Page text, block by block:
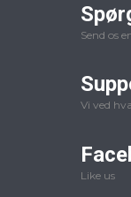
Send os
Vi ved
Like us